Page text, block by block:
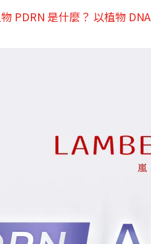
物 PDRN 是什麼？ 以植物